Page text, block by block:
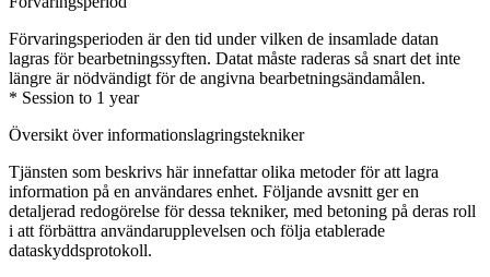
Förvaringsperioden är den tid under vilken de insamlade datan
lagras för bearbetningssyften. Datat måste raderas så snart det inte
längre är nödvändigt för de angivna bearbetningsändamålen.
* Session to 1 year
Översikt över informationslagringstekniker
Tjänsten som beskrivs här innefattar olika metoder för att lagra
information på en användares enhet. Följande avsnitt ger en
detaljerad redogörelse för dessa tekniker, med betoning på deras roll
i att förbättra användarupplevelsen och följa etablerade
dataskyddsprotokoll.